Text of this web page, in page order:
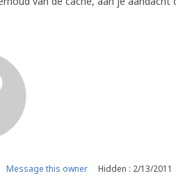
Message this owner Hidden : 2/13/2011